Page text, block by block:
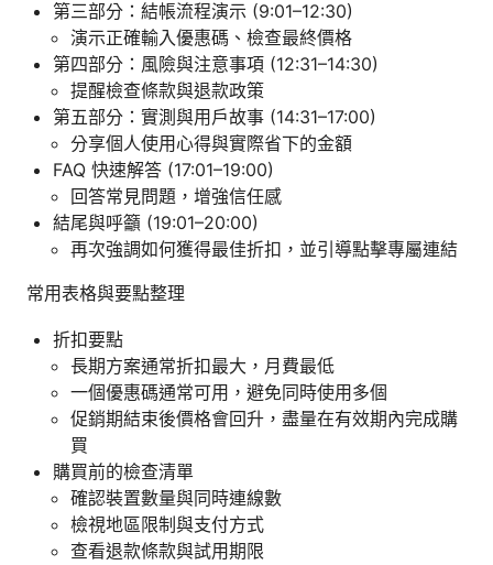
第三部分：結帳流程演示 (9:01–12:30)
演示正確輸入優惠碼、檢查最終價格
第四部分：風險與注意事項 (12:31–14:30)
提醒檢查條款與退款政策
第五部分：實測與用戶故事 (14:31–17:00)
分享個人使用心得與實際省下的金額
FAQ 快速解答 (17:01–19:00)
回答常見問題，增強信任感
結尾與呼籲 (19:01–20:00)
再次強調如何獲得最佳折扣，並引導點擊專屬連結
常用表格與要點整理
折扣要點
長期方案通常折扣最大，月費最低
一個優惠碼通常可用，避免同時使用多個
促銷期結束後價格會回升，盡量在有效期內完成購
買
購買前的檢查清單
確認裝置數量與同時連線數
檢視地區限制與支付方式
查看退款條款與試用期限